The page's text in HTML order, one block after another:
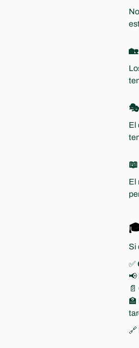
El
El
Si
✅
📢
📄
🏫
🔗